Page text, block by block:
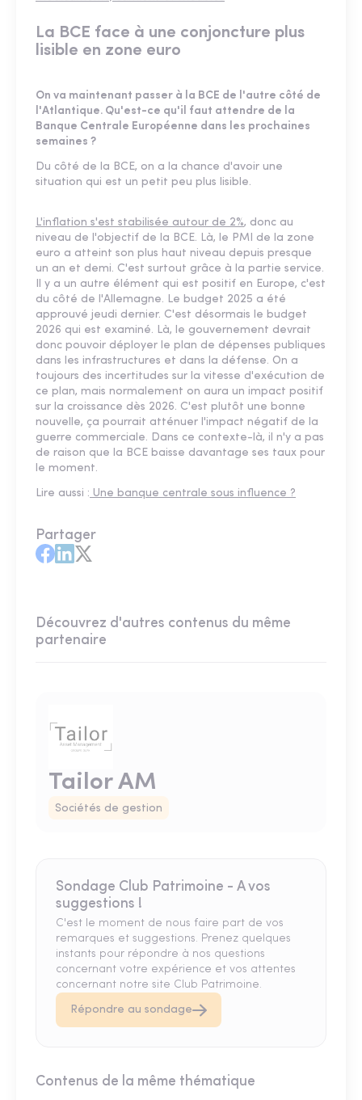
La BCE face à une conjoncture plus
lisible en zone euro
On va maintenant passer à la BCE de l'autre côté de
l'Atlantique. Qu'est-ce qu'il faut attendre de la
Banque Centrale Européenne dans les prochaines
semaines ?
Du côté de la BCE, on a la chance d'avoir une
situation qui est un petit peu plus lisible.
L'inflation s'est stabilisée autour de 2%, donc au
niveau de l'objectif de la BCE. Là, le PMI de la zone
euro a atteint son plus haut niveau depuis presque
un an et demi. C'est surtout grâce à la partie service.
Il y a un autre élément qui est positif en Europe, c'est
du côté de l'Allemagne. Le budget 2025 a été
approuvé jeudi dernier. C'est désormais le budget
2026 qui est examiné. Là, le gouvernement devrait
donc pouvoir déployer le plan de dépenses publiques
dans les infrastructures et dans la défense. On a
toujours des incertitudes sur la vitesse d'exécution de
ce plan, mais normalement on aura un impact positif
sur la croissance dès 2026. C'est plutôt une bonne
nouvelle, ça pourrait atténuer l'impact négatif de la
guerre commerciale. Dans ce contexte-là, il n'y a pas
de raison que la BCE baisse davantage ses taux pour
le moment.
Lire aussi : Une banque centrale sous influence ?
Partager
Découvrez d'autres contenus du même
partenaire
Tailor AM
Sociétés de gestion
Sondage Club Patrimoine - A vos
suggestions !
C'est le moment de nous faire part de vos
remarques et suggestions. Prenez quelques
instants pour répondre à nos questions
concernant votre expérience et vos attentes
concernant notre site Club Patrimoine.
Répondre au sondage
Contenus de la même thématique